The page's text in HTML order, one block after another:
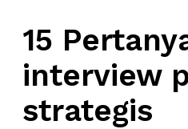
15
interview
strategis